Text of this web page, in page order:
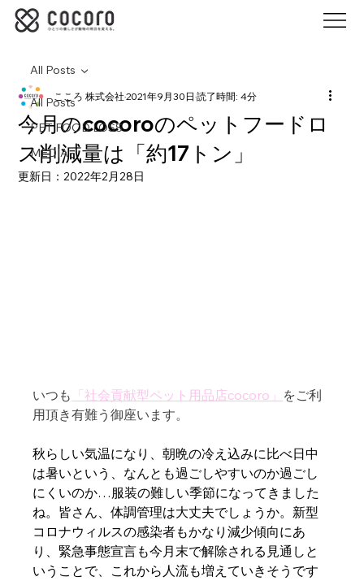
All Posts
PET FOOD LOSS
MEDIA
All Posts
今月のcocoroのペットフードロ
ス削減量は「約17トン」
こころ 株式会社2021年9月30日読了時間: 4分
更新日：2022年2月28日
いつも 「社会貢献型ペット用品店cocoro」 をご利
用頂き有難う御座います。
秋らしい気温になり、朝晩の冷え込みに比べ日中
は暑いという、なんとも過ごしやすいのか過ごし
にくいのか…服装の難しい季節になってきました
ね。皆さん、体調管理は大丈夫でしょうか。新型
コロナウィルスの感染者もかなり減少傾向にあ
り、緊急事態宣言も今月末で解除される見通しと
いうことで、これから人流も増えていきそうです